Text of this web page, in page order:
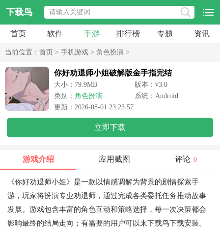
下载鸟
首页 软件 手游 排行榜 专题 资讯
当前位置： 首页 > 手机游戏 > 角色扮演 >
你好劝退师小姐破解版金手指完结
大小：79.9MB
版本：v3.0
类别： 角色扮演
系统：Android
更新：2026-08-01 23:23:57
立即下载
游戏介绍 应用截图 评论 0
《你好劝退师小姐》是一款以情感调解为背景的剧情探索手
游，玩家将扮演专业劝退师，通过完成各类委托任务推动故事
发展。游戏包含丰富的角色互动和策略选择，每一次决策都会
影响最终的结局走向；有需要的用户可以来下载鸟下载安装。